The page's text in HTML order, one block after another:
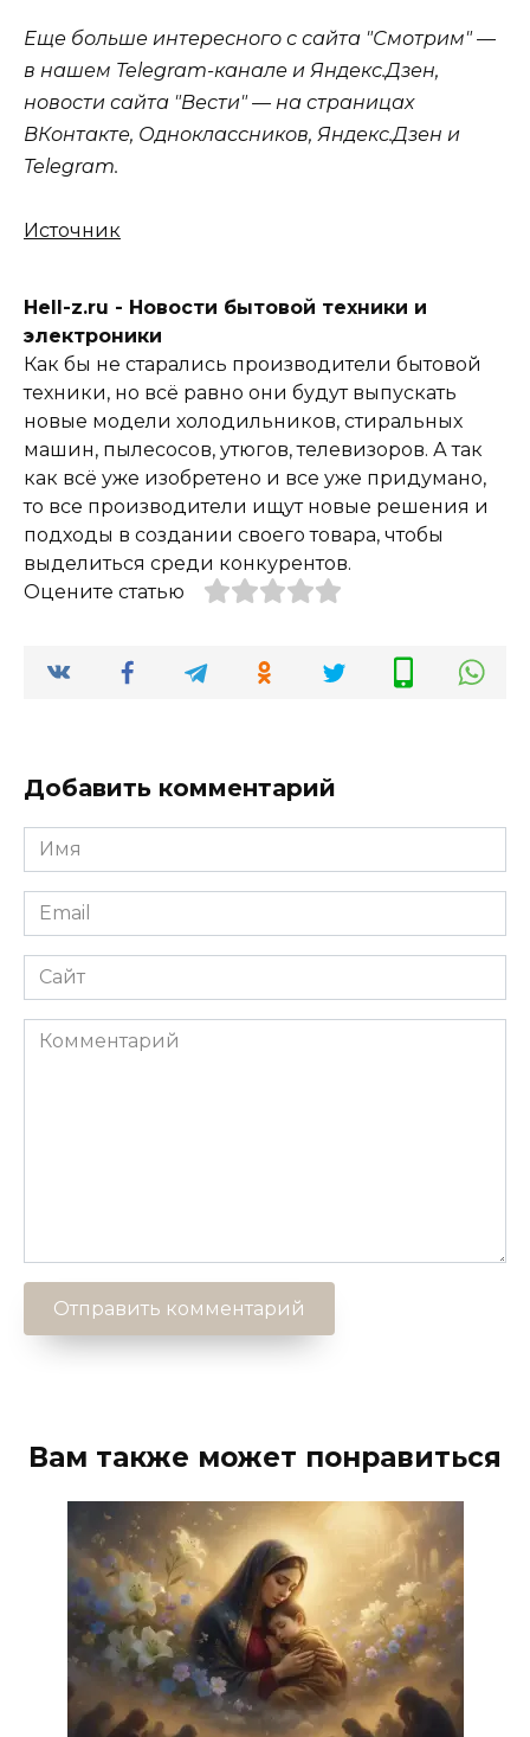
Еще больше интересного с сайта "Смотрим" —
в нашем Telegram-канале и Яндекс.Дзен,
новости сайта "Вести" — на страницах
ВКонтакте, Одноклассников, Яндекс.Дзен и
Telegram.
Источник
Hell-z.ru - Новости бытовой техники и
электроники
Как бы не старались производители бытовой
техники, но всё равно они будут выпускать
новые модели холодильников, стиральных
машин, пылесосов, утюгов, телевизоров. А так
как всё уже изобретено и все уже придумано,
то все производители ищут новые решения и
подходы в создании своего товара, чтобы
выделиться среди конкурентов.
Оцените статью
Добавить комментарий
Имя
*
Email
*
Сайт
Комментарий
Вам также может понравиться